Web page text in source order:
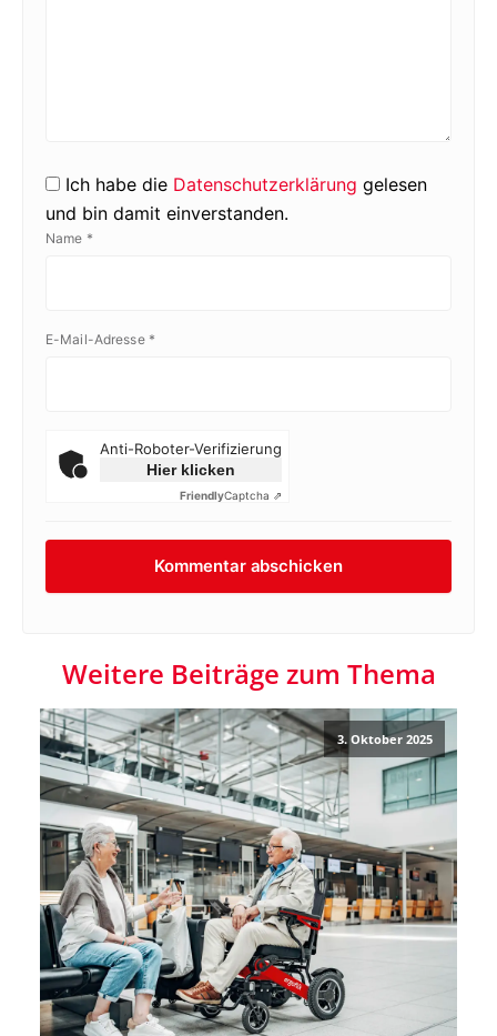
Ich habe die Datenschutzerklärung gelesen
und bin damit einverstanden.
Name *
E-Mail-Adresse *
Anti-Roboter-Verifizierung
Hier klicken
FriendlyCaptcha ⇗
Weitere Beiträge zum Thema
3. Oktober 2025